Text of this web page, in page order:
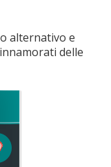
alternativo e
delle